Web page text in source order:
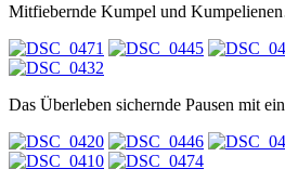
Mitfiebernde Kumpel und
Das Überleben sichernde Pausen mit